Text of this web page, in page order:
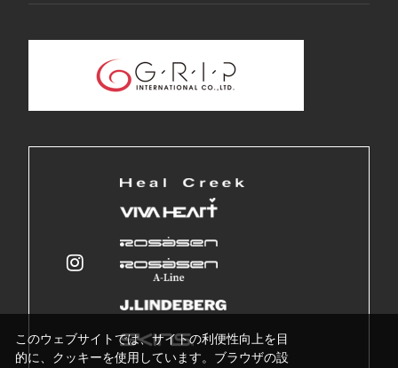
このウェブサイトでは、サイトの利便性向上を目
的に、クッキーを使用しています。ブラウザの設